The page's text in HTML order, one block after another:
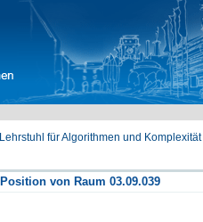
Lehrstuhl für Algorithmen und Komplexität
Position von Raum 03.09.039